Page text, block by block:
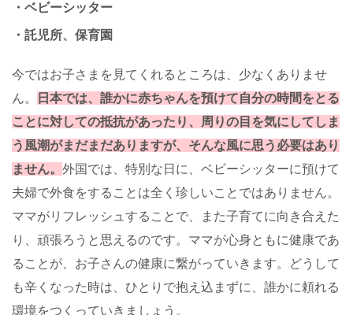
・ベビーシッター
・託児所、保育園
今ではお子さまを見てくれるところは、少なくありませ
ん。
日本では、誰かに赤ちゃんを預けて自分の時間をとる
ことに対しての抵抗があったり、周りの目を気にしてしま
う風潮がまだまだありますが、そんな風に思う必要はあり
ません。 外国では、特別な日に、ベビーシッターに預けて
夫婦で外食をすることは全く珍しいことではありません。
ママがリフレッシュすることで、また子育てに向き合えた
り、頑張ろうと思えるのです。ママが心身ともに健康であ
ることが、お子さんの健康に繋がっていきます。どうして
も辛くなった時は、ひとりで抱え込まずに、誰かに頼れる
環境をつくっていきましょう。